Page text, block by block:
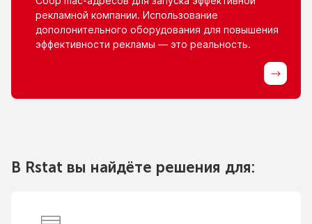
рекламной компании. Использование
дополонительного оборудования для повышения
эффективности рекламы — это реальность.
В Rstat вы найдёте решения для: